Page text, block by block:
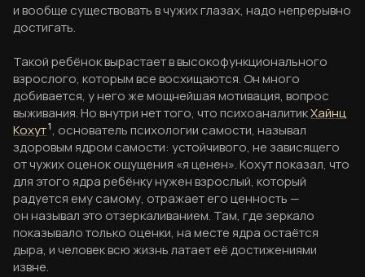
и вообще существовать в чужих глазах, надо непрерывно
достигать.
Такой ребёнок вырастает в высокофункционального
взрослого, которым все восхищаются. Он много
добивается, у него же мощнейшая мотивация, вопрос
выживания. Но внутри нет того, что психоаналитикХайнц
Кохут1 , основатель психологии самости, называл
здоровым ядром самости: устойчивого, не зависящего
от чужих оценок ощущения «я ценен». Кохут показал, что
для этого ядра ребёнку нужен взрослый, который
радуется ему самому, отражает его ценность —
он называл это отзеркаливанием. Там, где зеркало
показывало только оценки, на месте ядра остаётся
дыра, и человек всю жизнь латает её достижениями
извне.